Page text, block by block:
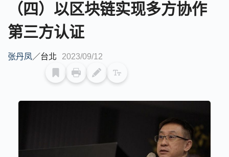
（四）以区块链实现多方协作
第三方认证
张丹凤／台北 2023/09/12